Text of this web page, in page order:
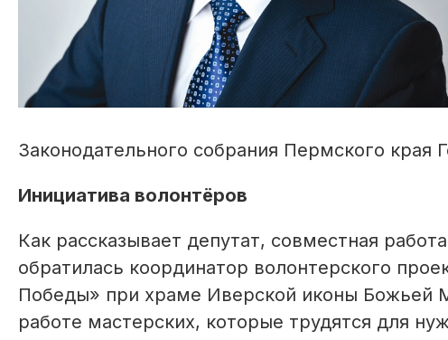
Законодательного собрания Пермского края
Инициатива волонтёров
Как рассказывает депутат, совместная
обратилась координатор волонтерского
Победы» при храме Иверской иконы Божьей
работе мастерских, которые трудятся для